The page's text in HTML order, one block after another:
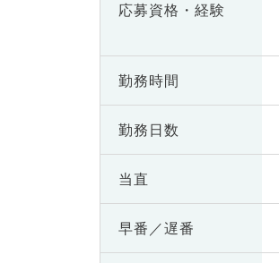
応募資格・ 経験
勤務時間
勤務日数
当直
早番／遅番